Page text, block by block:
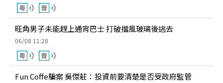
旺角男子未能趕上通宵巴士 打破擋風玻璃後逃去
06/08 11:28
Fun Coffe騙案 吳傑莊：投資前要清楚是否受政府監管